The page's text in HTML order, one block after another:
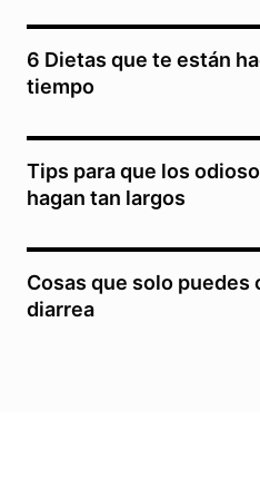
6 Dietas que te están
tiempo
Tips para que los
hagan tan largos
Cosas que solo puedes
diarrea